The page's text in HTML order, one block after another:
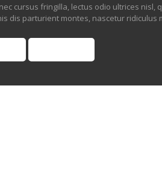
cursus fringilla, lectus odio ultrices nisl,
dis parturient montes, nascetur ridiculus